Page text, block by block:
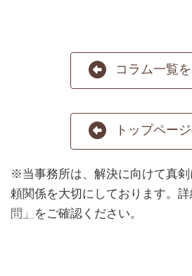
コラム一覧
トップペー
※当事務所は、解決に向けて真
頼関係を大切にしております。詳
問」
をご確認ください。